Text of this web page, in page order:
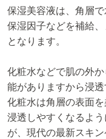
保湿美容液は、角層
保湿因子などを補給
となります。
化粧水などで肌の外
能がありますから浸透
化粧水は角層の表面
浸透しやすくなるよ
が、現代の最新スキン